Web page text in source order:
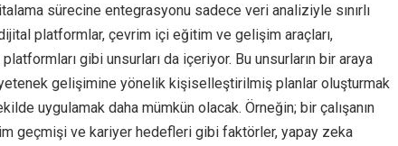
sürecine entegrasyonu sadece veri analiziyle sınırlı
platformlar, çevrim içi eğitim ve gelişim araçları,
gibi unsurları da içeriyor. Bu unsurların bir araya
gelişimine yönelik kişiselleştirilmiş planlar oluşturmak
uygulamak daha mümkün olacak. Örneğin; bir çalışanın
geçmişi ve kariyer hedefleri gibi faktörler, yapay zeka